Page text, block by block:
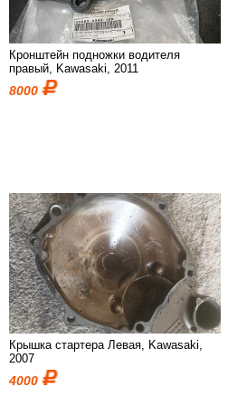
Кронштейн подножки водителя
правый, Kawasaki, 2011
8000
Крышка стартера Левая, Kawasaki,
2007
4000